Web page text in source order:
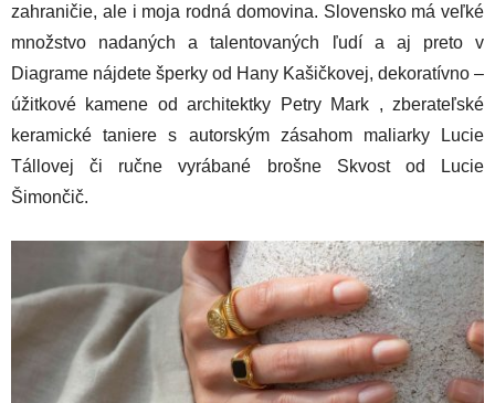
zahraničie, ale i moja rodná domovina. Slovensko má veľké
množstvo nadaných a talentovaných ľudí a aj preto v
Diagrame nájdete šperky od Hany Kašičkovej, dekoratívno –
úžitkové kamene od architektky Petry Mark , zberateľské
keramické taniere s autorským zásahom maliarky Lucie
Tállovej či ručne vyrábané brošne Skvost od Lucie
Šimončič.